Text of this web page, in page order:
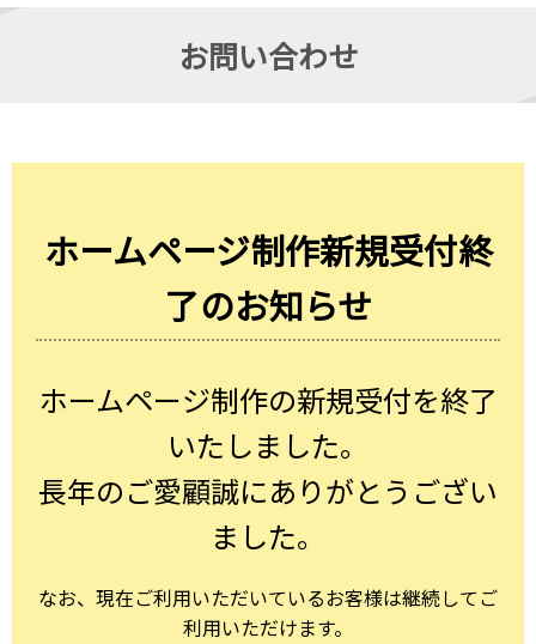
お問い合わせ
ホームページ制作新規受付終
了のお知らせ
ホームページ制作の新規受付を終了
いたしました。
長年のご愛顧誠にありがとうござい
ました。
なお、現在ご利用いただいているお客様は継続してご
利用いただけます。